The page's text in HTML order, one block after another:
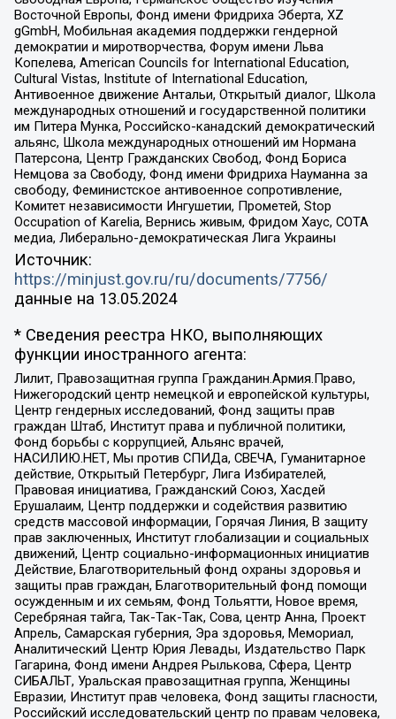
Восточной Европы, Фонд имени Фридриха Эберта, XZ
gGmbH, Мобильная академия поддержки гендерной
демократии и миротворчества, Форум имени Льва
Копелева, American Councils for International Education,
Cultural Vistas, Institute of International Education,
Антивоенное движение Антальи, Открытый диалог, Школа
международных отношений и государственной политики
им Питера Мунка, Российско-канадский демократический
альянс, Школа международных отношений им Нормана
Патерсона, Центр Гражданских Свобод, Фонд Бориса
Немцова за Свободу, Фонд имени Фридриха Науманна за
свободу, Феминистское антивоенное сопротивление,
Комитет независимости Ингушетии, Прометей, Stop
Occupation of Karelia, Вернись живым, Фридом Хаус, СОТА
медиа, Либерально-демократическая Лига Украины
Источник:
https://minjust.gov.ru/ru/documents/7756/
данные на 13.05.2024
* Сведения реестра НКО, выполняющих
функции иностранного агента:
Лилит, Правозащитная группа Гражданин.Армия.Право,
Нижегородский центр немецкой и европейской культуры,
Центр гендерных исследований, Фонд защиты прав
граждан Штаб, Институт права и публичной политики,
Фонд борьбы с коррупцией, Альянс врачей,
НАСИЛИЮ.НЕТ, Мы против СПИДа, СВЕЧА, Гуманитарное
действие, Открытый Петербург, Лига Избирателей,
Правовая инициатива, Гражданский Союз, Хасдей
Ерушалаим, Центр поддержки и содействия развитию
средств массовой информации, Горячая Линия, В защиту
прав заключенных, Институт глобализации и социальных
движений, Центр социально-информационных инициатив
Действие, Благотворительный фонд охраны здоровья и
защиты прав граждан, Благотворительный фонд помощи
осужденным и их семьям, Фонд Тольятти, Новое время,
Серебряная тайга, Так-Так-Так, Сова, центр Анна, Проект
Апрель, Самарская губерния, Эра здоровья, Мемориал,
Аналитический Центр Юрия Левады, Издательство Парк
Гагарина, Фонд имени Андрея Рылькова, Сфера, Центр
СИБАЛЬТ, Уральская правозащитная группа, Женщины
Евразии, Институт прав человека, Фонд защиты гласности,
Российский исследовательский центр по правам человека,